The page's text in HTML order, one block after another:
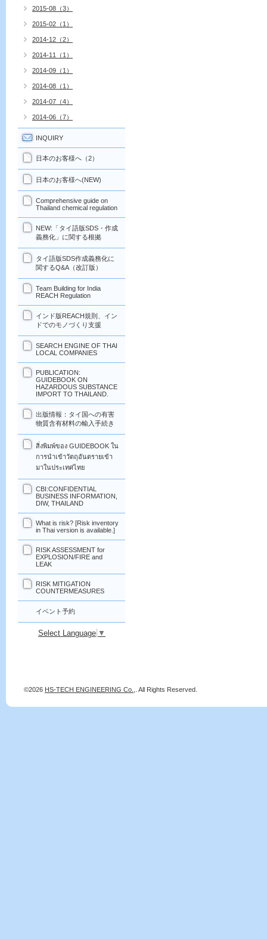
2015-08（3）
2015-02（1）
2014-12（2）
2014-11（1）
2014-09（1）
2014-08（1）
2014-07（4）
2014-06（7）
INQUIRY
日本のお客様へ（2）
日本のお客様へ(NEW)
Comprehensive guide on
Thailand chemical regulation
NEW:「タイ語版SDS・作成
義務化」に関する根拠
タイ語版SDS作成義務化に
関するQ&A（改訂版）
Team Building for India
REACH Regulation
インド版REACH規則、イン
ドでのモノづくり支援
SEARCH ENGINE OF THAI
LOCAL COMPANIES
PUBLICATION:
GUIDEBOOK ON
HAZARDOUS SUBSTANCE
IMPORT TO THAILAND.
出版情報：タイ国への有害
物質含有材料の輸入手続き
สิ่งพิมพ์ของ GUIDEBOOK ใน
การนำเข้าวัตถุอันตรายเข้า
มาในประเทศไทย
CBI:CONFIDENTIAL
BUSINESS INFORMATION,
DIW, THAILAND
What is risk? [Risk inventory
in Thai version is available.]
RISK ASSESSMENT for
EXPLOSION/FIRE and
LEAK
RISK MITIGATION
COUNTERMEASURES
イベント予約
Select Language ▼
©2026 HS-TECH ENGINEERING Co., . All Rights Reserved.